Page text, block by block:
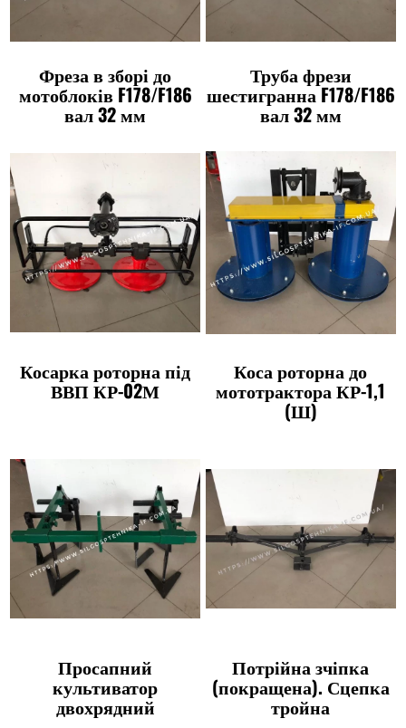
Фреза в зборі до
мотоблоків F178/F186
вал 32 мм
Труба фрези
шестигранна F178/F186
вал 32 мм
Косарка роторна під
ВВП КР-02М
Коса роторна до
мототрактора КР-1,1
(Ш)
Просапний
культиватор
двохрядний
Потрійна зчіпка
(покращена). Сцепка
тройна